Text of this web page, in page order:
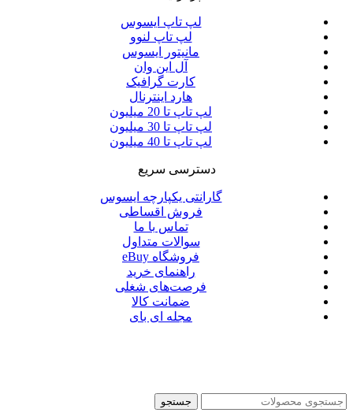
لپ تاپ ایسوس
لپ تاپ لنوو
مانیتور ایسوس
آل این وان
کارت گرافیک
هارد اینترنال
لپ تاپ تا 20 میلیون
لپ تاپ تا 30 میلیون
لپ تاپ تا 40 میلیون
دسترسی سریع
گارانتی یکپارچه ایسوس
فروش اقساطی
تماس با ما
سوالات متداول
فروشگاه eBuy
راهنمای خرید
فرصت‌های شغلی
ضمانت کالا
مجله ای بای
جستجو